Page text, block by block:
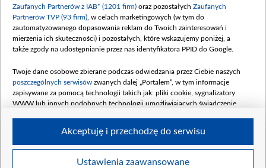
Zaufanych Partnerów z IAB* (1201 firm) oraz pozostałych Zaufanych
Partnerów TVP (93 firm) , w celach marketingowych (w tym do
zautomatyzowanego dopasowania reklam do Twoich zainteresowań i
mierzenia ich skuteczności) i pozostałych, które wskazujemy poniżej, a
także zgody na udostępnianie przez nas identyfikatora PPID do Google.
Twoje dane osobowe zbierane podczas odwiedzania przez Ciebie naszych
poszczególnych serwisów zwanych dalej „Portalem”, w tym informacje
zapisywane za pomocą technologii takich jak: pliki cookie, sygnalizatory
WWW lub innych podobnych technologii umożliwiających świadczenie
Twoje dane osobowe zbierane podczas odwiedzania przez Ciebie
Ustawienia zaawansowane
Akceptuję i przechodzę do serwisu